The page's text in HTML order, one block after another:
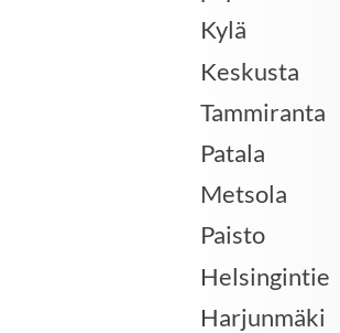
Kylä
Keskusta
Tammiranta
Patala
Metsola
Paisto
Helsingintie
Harjunmäki